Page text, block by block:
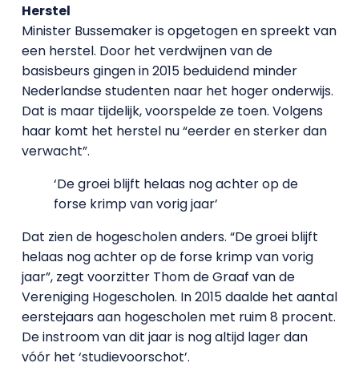
Herstel
Minister Bussemaker is opgetogen en spreekt van
een herstel. Door het verdwijnen van de
basisbeurs gingen in 2015 beduidend minder
Nederlandse studenten naar het hoger onderwijs.
Dat is maar tijdelijk, voorspelde ze toen. Volgens
haar komt het herstel nu “eerder en sterker dan
verwacht”.
‘De groei blijft helaas nog achter op de
forse krimp van vorig jaar’
Dat zien de hogescholen anders. “De groei blijft
helaas nog achter op de forse krimp van vorig
jaar”, zegt voorzitter Thom de Graaf van de
Vereniging Hogescholen. In 2015 daalde het aantal
eerstejaars aan hogescholen met ruim 8 procent.
De instroom van dit jaar is nog altijd lager dan
vóór het ‘studievoorschot’.